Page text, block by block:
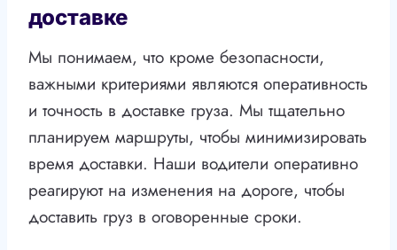
доставке
Мы понимаем, что кроме безопасности,
важными критериями являются оперативность
и точность в доставке груза. Мы тщательно
планируем маршруты, чтобы минимизировать
время доставки. Наши водители оперативно
реагируют на изменения на дороге, чтобы
доставить груз в оговоренные сроки.